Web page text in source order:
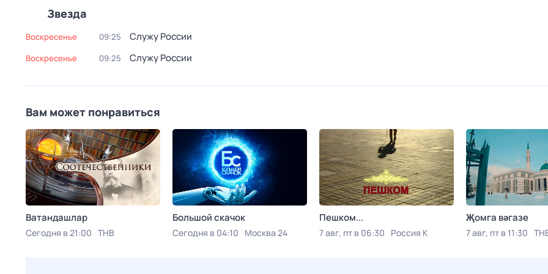
Звезда
воскресенье 09:25 Служу Рoсcии
воскресенье 09:25 Служу Рoсcии
Вам может понравиться
Ватандашлар
Сегодня в 21:00 ТНВ
Большой скачок
Сегодня в 04:10 Москва 24
Пешком...
7 авг, пт в 06:30 Россия К
Җомга вәгазе
7 авг, пт в 11:30